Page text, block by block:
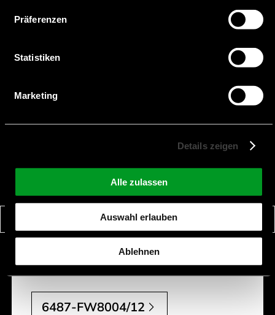
Präferenzen
Statistiken
Marketing
Details zeigen
Alle zulassen
Auswahl erlauben
Ablehnen
Das könnte Sie auch
6487-FW8004/12
92 mm
Width [mm]:40 mm
Height [mm]:28,5 mm
12 V
Current [A]:1 A
6487-FW8004/12